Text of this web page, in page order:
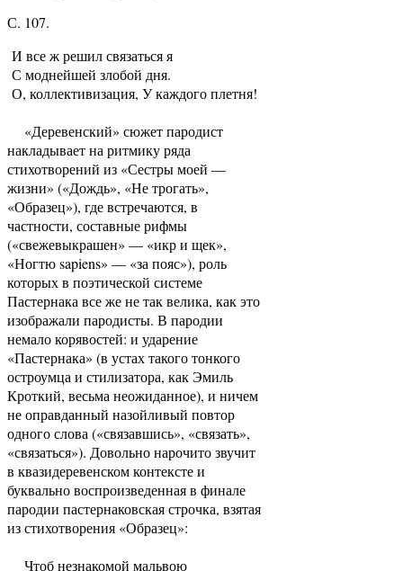
С. 107.
И все ж решил связаться я
С моднейшей злобой дня.
О, коллективизация, У каждого плетня!
«Деревенский» сюжет пародист
накладывает на ритмику ряда
стихотворений из «Сестры моей —
жизни» («Дождь», «Не трогать»,
«Образец»), где встречаются, в
частности, составные рифмы
(«свежевыкрашен» — «икр и щек»,
«Ногтю sapiens» — «за пояс»), роль
которых в поэтической системе
Пастернака все же не так велика, как это
изображали пародисты. В пародии
немало корявостей: и ударение
«Пастернака» (в устах такого тонкого
остроумца и стилизатора, как Эмиль
Кроткий, весьма неожиданное), и ничем
не оправданный назойливый повтор
одного слова («связавшись», «связать»,
«связаться»). Довольно нарочито звучит
в квазидеревенском контексте и
буквально воспроизведенная в финале
пародии пастернаковская строчка, взятая
из стихотворения «Образец»:
Чтоб незнакомой мальвою